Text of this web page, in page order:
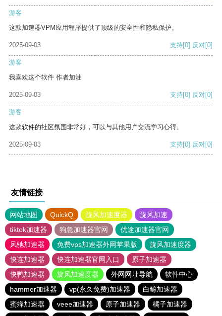
游客
这款加速器VPM应用程序提供了顶级的安全性和隐私保护。
2025-09-03 支持[0] 反对[0]
游客
我喜欢这个软件 作者加油
2025-09-03 支持[0] 反对[0]
游客
这款软件的社区氛围非常好，可以与其他用户交流学习心得。
2025-09-03 支持[0] 反对[0]
友情链接
网站地图 QuickQ 旋风加速度器
旋风加速
tiktok加速器
狗急加速器官网
优途加速器官网
风驰加速器
免费vps加速器外网苹果版
旋风加速度器
快连加速器
快连加速器官网入口
原子加速器
快鸭加速器
旋风加速度器 外网网址导航
软件中心
hammer加速器
vp(永久免费)加速器
白鲸加速器
蜜蜂加速器
veee加速器 原子加速器
橘子加速器